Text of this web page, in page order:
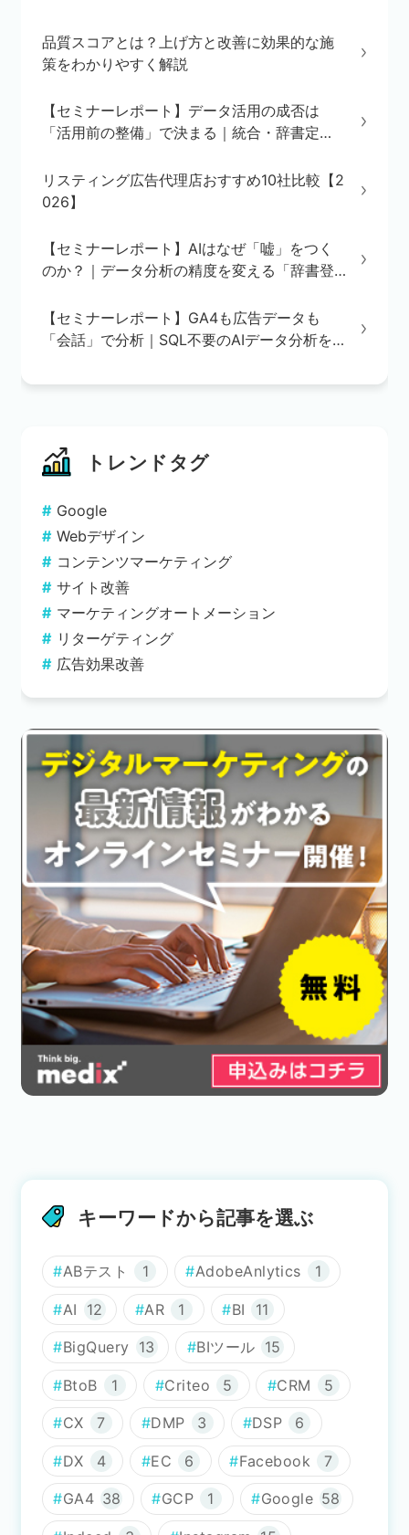
品質スコアとは？上げ方と改善に効果的な施
策をわかりやすく解説
【セミナーレポート】データ活用の成否は
「活用前の整備」で決まる｜統合・辞書定
リスティング広告代理店おすすめ10社比較【2
026】
【セミナーレポート】AIはなぜ「嘘」をつく
のか？｜データ分析の精度を変える「辞書登
【セミナーレポート】GA4も広告データも
「会話」で分析｜SQL不要のAIデータ分析を
トレンドタグ
Google
Webデザイン
コンテンツマーケティング
サイト改善
マーケティングオートメーション
リターゲティング
広告効果改善
キーワードから記事を選ぶ
ABテスト 1 AdobeAnlytics 1
AI 12 AR 1 BI 11
BigQuery 13 BIツール 15
BtoB 1 Criteo 5 CRM 5
CX 7 DMP 3 DSP 6
DX 4 EC 6 Facebook 7
GA4 38 GCP 1 Google 58